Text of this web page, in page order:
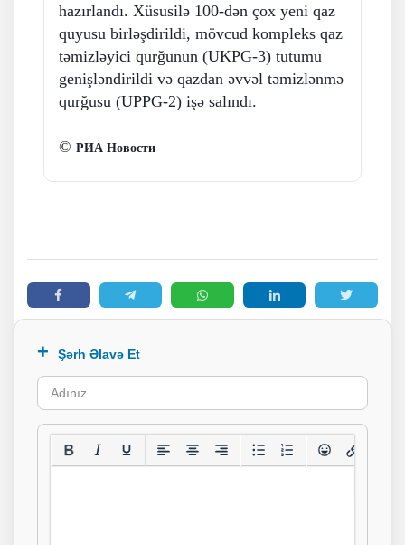
hazırlandı. Xüsusilə 100-dən çox yeni qaz
quyusu birləşdirildi, mövcud kompleks qaz
təmizləyici qurğunun (UKPG-3) tutumu
genişləndirildi və qazdan əvvəl təmizlənmə
qurğusu (UPPG-2) işə salındı.
© РИА Новости
Şərh Əlavə Et